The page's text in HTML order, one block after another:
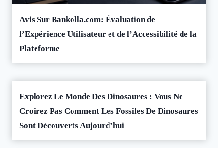
Avis Sur Bankolla.com: Évaluation de
l’Expérience Utilisateur et de l’Accessibilité de la
Plateforme
Explorez Le Monde Des Dinosaures : Vous Ne
Croirez Pas Comment Les Fossiles De Dinosaures
Sont Découverts Aujourd’hui